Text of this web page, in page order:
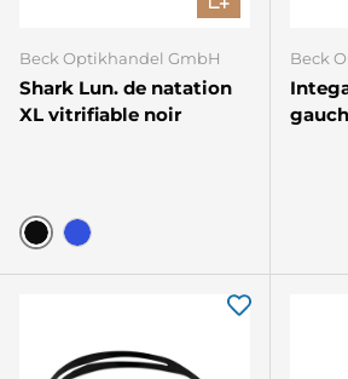
Beck Optikhandel GmbH
Shark Lun. de natation
XL vitrifiable noir
Noir
Beck